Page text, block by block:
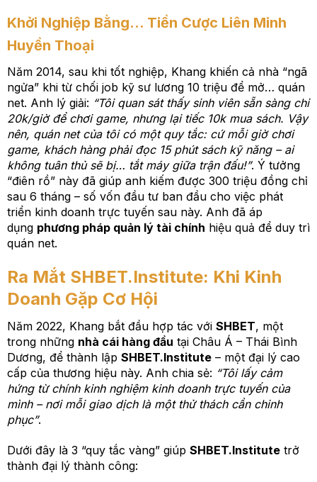
Khởi Nghiệp Bằng… Tiền Cược Liên Minh
Huyền Thoại
Năm 2014, sau khi tốt nghiệp, Khang khiến cả nhà “ngã
ngửa” khi từ chối job kỹ sư lương 10 triệu để mở… quán
net. Anh lý giải: “Tôi quan sát thấy sinh viên sẵn sàng chi
20k/giờ để chơi game, nhưng lại tiếc 10k mua sách. Vậy
nên, quán net của tôi có một quy tắc: cứ mỗi giờ chơi
game, khách hàng phải đọc 15 phút sách kỹ năng – ai
không tuân thủ sẽ bị… tắt máy giữa trận đấu!”. Ý tưởng
“điên rồ” này đã giúp anh kiếm được 300 triệu đồng chỉ
sau 6 tháng – số vốn đầu tư ban đầu cho việc phát
triển kinh doanh trực tuyến sau này. Anh đã áp
dụng phương pháp quản lý tài chính hiệu quả để duy trì
quán net.
Ra Mắt SHBET.Institute: Khi Kinh
Doanh Gặp Cơ Hội
Năm 2022, Khang bắt đầu hợp tác với SHBET, một
trong những nhà cái hàng đầu tại Châu Á – Thái Bình
Dương, để thành lập SHBET.Institute– một đại lý cao
cấp của thương hiệu này. Anh chia sẻ: “Tôi lấy cảm
hứng từ chính kinh nghiệm kinh doanh trực tuyến của
mình – nơi mỗi giao dịch là một thử thách cần chinh
phục”.
Dưới đây là 3 “quy tắc vàng” giúp SHBET.Institutetrở
thành đại lý thành công: